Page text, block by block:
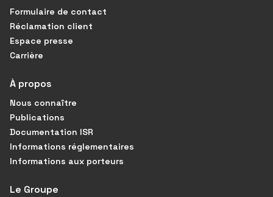
Formulaire de contact
Réclamation client
Espace presse
Carrière
À propos
Nous connaître
Publications
Documentation ISR
Informations réglementaires
Informations aux porteurs
Le Groupe